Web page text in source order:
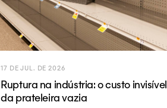
17 DE JUL. DE 2026
Ruptura na indústria: o custo invisível
da prateleira vazia